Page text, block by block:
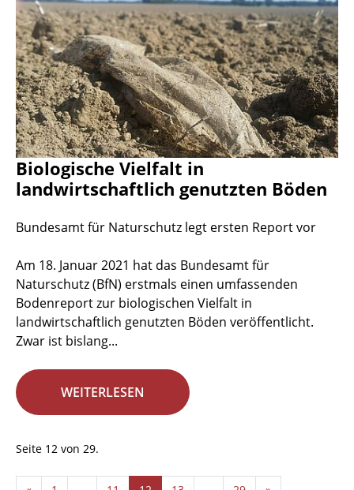
Biologische Vielfalt in
landwirtschaftlich genutzten Böden
Bundesamt für Naturschutz legt ersten Report vor
Am 18. Januar 2021 hat das Bundesamt für
Naturschutz (BfN) erstmals einen umfassenden
Bodenreport zur biologischen Vielfalt in
landwirtschaftlich genutzten Böden veröffentlicht.
Zwar ist bislang...
WEITERLESEN
Seite 12 von 29.